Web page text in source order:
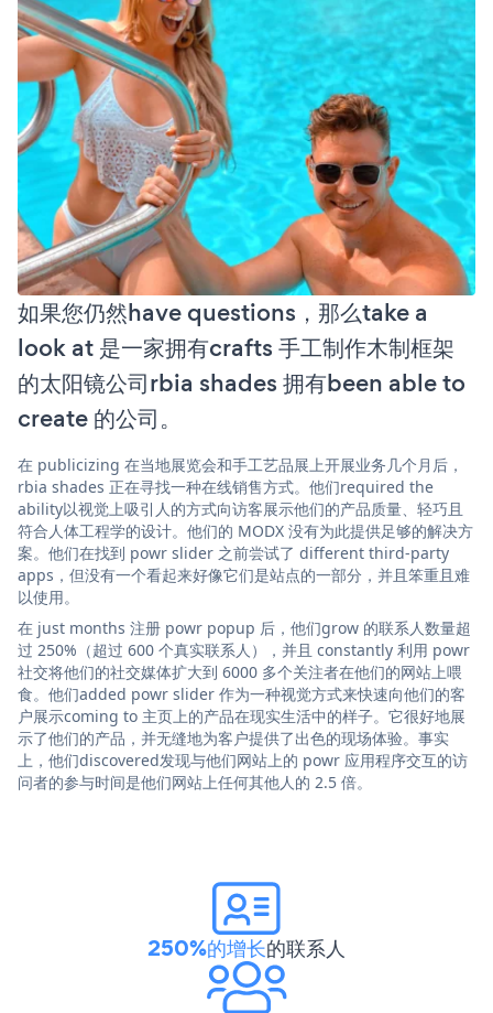
如果您仍然have questions，那么take a
look at 是一家拥有crafts 手工制作木制框架
的太阳镜公司rbia shades 拥有been able to
create 的公司。
在 publicizing 在当地展览会和手工艺品展上开展业务几个月后，
rbia shades 正在寻找一种在线销售方式。他们required the
ability以视觉上吸引人的方式向访客展示他们的产品质量、轻巧且
符合人体工程学的设计。他们的 MODX 没有为此提供足够的解决方
案。他们在找到 powr slider 之前尝试了 different third-party
apps，但没有一个看起来好像它们是站点的一部分，并且笨重且难
以使用。
在 just months 注册 powr popup 后，他们grow 的联系人数量超
过 250%（超过 600 个真实联系人），并且 constantly 利用 powr
社交将他们的社交媒体扩大到 6000 多个关注者在他们的网站上喂
食。他们added powr slider 作为一种视觉方式来快速向他们的客
户展示coming to 主页上的产品在现实生活中的样子。它很好地展
示了他们的产品，并无缝地为客户提供了出色的现场体验。事实
上，他们discovered发现与他们网站上的 powr 应用程序交互的访
问者的参与时间是他们网站上任何其他人的 2.5 倍。
250%的增长的联系人